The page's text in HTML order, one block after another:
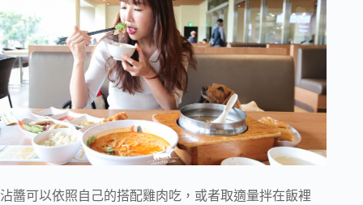
沾醬可以依照自己的搭配雞肉吃，或者取適量拌在飯裡